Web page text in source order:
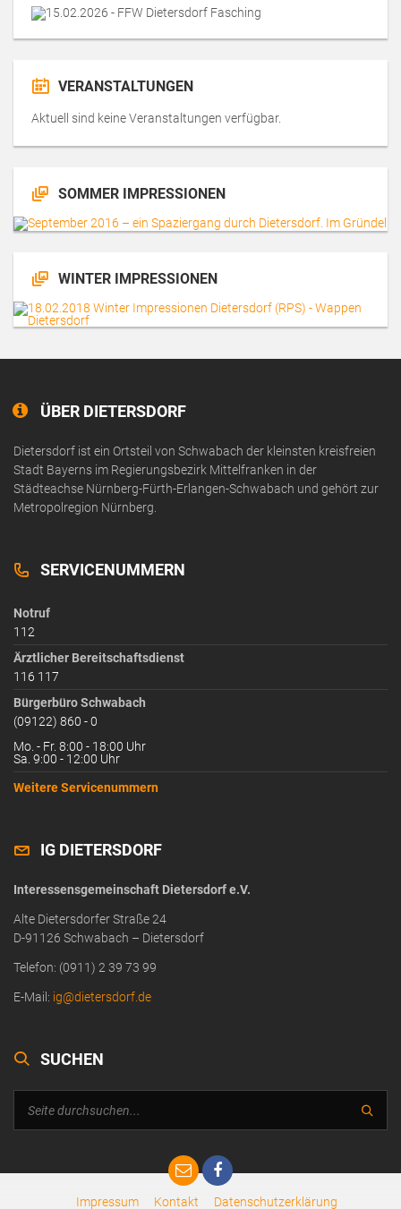
VERANSTALTUNGEN
Aktuell sind keine Veranstaltungen verfügbar.
SOMMER IMPRESSIONEN
WINTER IMPRESSIONEN
ÜBER DIETERSDORF
Dietersdorf ist ein Ortsteil von Schwabach der kleinsten kreisfreien
Stadt Bayerns im Regierungsbezirk Mittelfranken in der
Städteachse Nürnberg-Fürth-Erlangen-Schwabach und gehört zur
Metropolregion Nürnberg.
SERVICENUMMERN
Notruf
112
Ärztlicher Bereitschaftsdienst
116 117
Bürgerbüro Schwabach
(09122) 860 - 0
Mo. - Fr. 8:00 - 18:00 Uhr
Sa. 9:00 - 12:00 Uhr
Weitere Servicenummern
IG DIETERSDORF
Interessensgemeinschaft Dietersdorf e.V.
Alte Dietersdorfer Straße 24
D-91126 Schwabach – Dietersdorf
Telefon: (0911) 2 39 73 99
E-Mail: ig@dietersdorf.de
SUCHEN
Impressum Kontakt Datenschutzerklärung